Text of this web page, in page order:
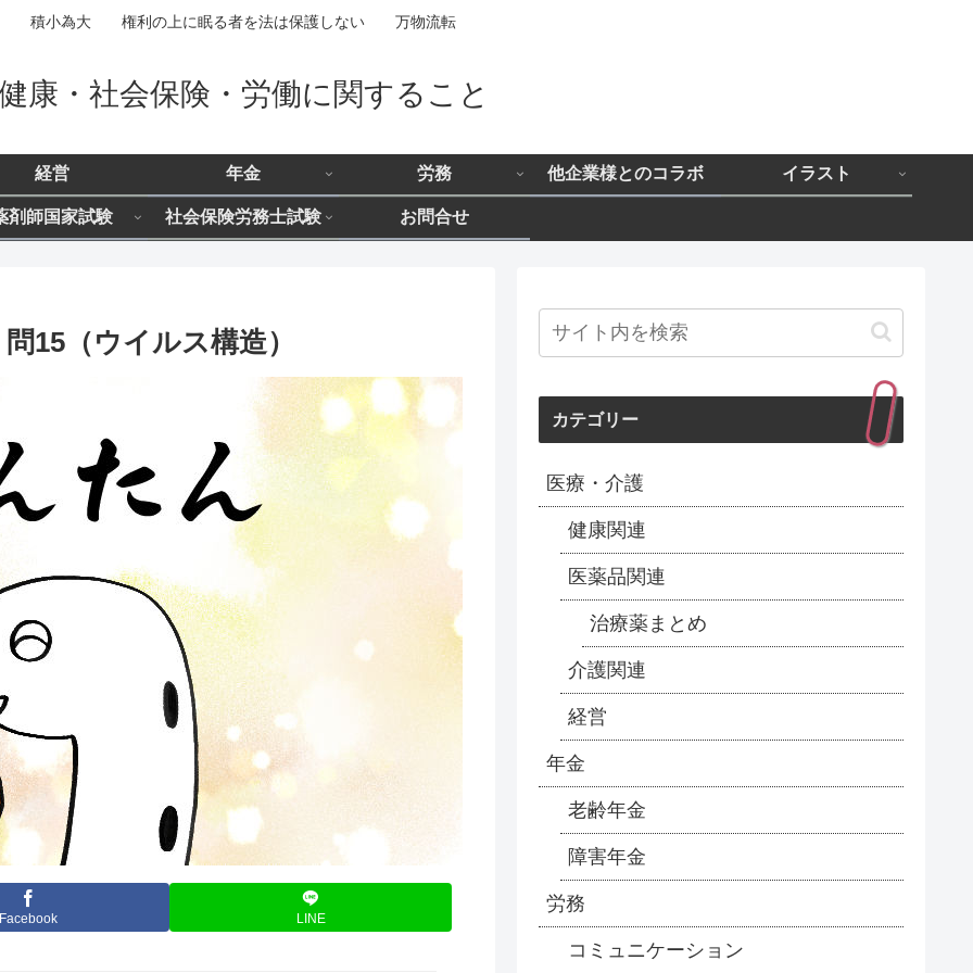
積小為大 権利の上に眠る者を法は保護しない 万物流転
康・社会保険・労働に関すること
経営 年金 労務 他企業様とのコラボ イラスト
剤師国家試験 社会保険労務士試験 お問合せ
（ウイルス構造）
Facebook LINE
カテゴリー
医療・介護
健康関連
医薬品関連
治療薬まとめ
介護関連
経営
年金
老齢年金
障害年金
労務
コミュニケーション